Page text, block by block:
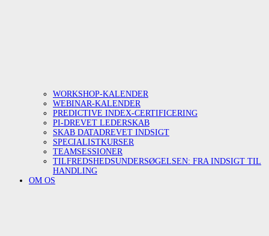
WORKSHOP-KALENDER
WEBINAR-KALENDER
PREDICTIVE INDEX-CERTIFICERING
PI-DREVET LEDERSKAB
SKAB DATADREVET INDSIGT
SPECIALISTKURSER
TEAMSESSIONER
TILFREDSHEDSUNDERSØGELSEN: FRA INDSIGT TIL
HANDLING
OM OS